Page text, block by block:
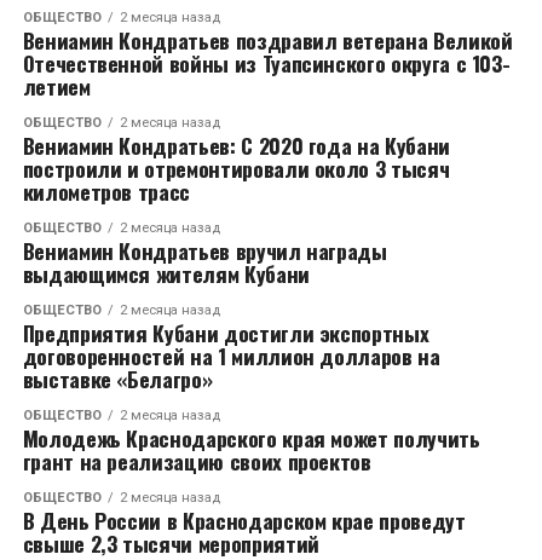
Бербок также призвала Россию уйти из Сирии,
подчеркивая, что Кремль сохраняет ключевые
военные объекты в стране. Сообщается, что между
Москвой и HTS идут переговоры о статусе
российских войск.
Ее слова о том, что сирийский народ не забудет о
необходимость поддержки народа Сирии.
ОБЩЕСТВО 2 месяца назад
Вениамин Кондратьев поздравил ветерана Великой
Отечественной войны из Туапсинского округа с 103-
летием
ОБЩЕСТВО 2 месяца назад
Вениамин Кондратьев: С 2020 года на Кубани
построили и отремонтировали около 3 тысяч
километров трасс
ОБЩЕСТВО 2 месяца назад
Вениамин Кондратьев вручил награды
выдающимся жителям Кубани
ОБЩЕСТВО 2 месяца назад
Предприятия Кубани достигли экспортных
договоренностей на 1 миллион долларов на
выставке «Белагро»
ОБЩЕСТВО 2 месяца назад
Молодежь Краснодарского края может получить
грант на реализацию своих проектов
ОБЩЕСТВО 2 месяца назад
В День России в Краснодарском крае проведут
свыше 2,3 тысячи мероприятий